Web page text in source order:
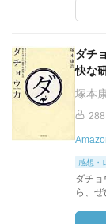
ダチ
快な
塚本
288
感想・
ダチ
ら、ぜ